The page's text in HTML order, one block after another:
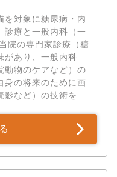
を対象に糖尿病・内
診療と一般内科（一
があり、一般内科
動物のケアなど）の
身の将来のために画
など）の技術を高
東・甲信越・東北地
の飼い主さまも当院
ける方が多いです。
様を大切にし優しく